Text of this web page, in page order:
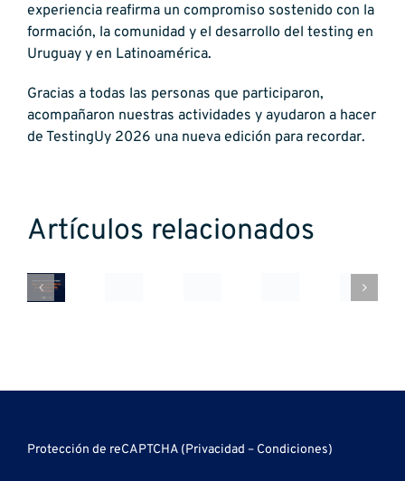
experiencia reafirma un compromiso sostenido con la
formación, la comunidad y el desarrollo del testing en
Uruguay y en Latinoamérica.
Gracias a todas las personas que participaron,
acompañaron nuestras actividades y ayudaron a hacer
de TestingUy 2026 una nueva edición para recordar.
Artículos relacionados
Becas
creCÉS
CPA
Ferrere:
Usabilidad
Una
jornada
para
de
y
desafíos
Juan
del
Protección de reCAPTCHA (Privacidad – Condiciones)